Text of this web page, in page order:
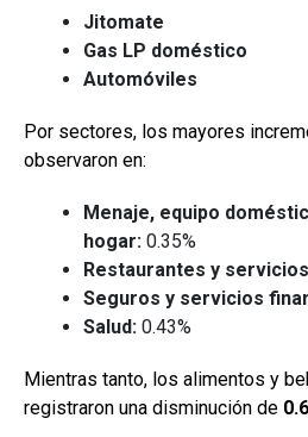
Jitomate
Gas LP doméstico
Automóviles
Por sectores, los mayores
observaron en:
Menaje, equipo
hogar: 0.35%
Restaurantes y
Seguros y servicios
Salud: 0.43%
Mientras tanto, los alimentos y
registraron una disminución de